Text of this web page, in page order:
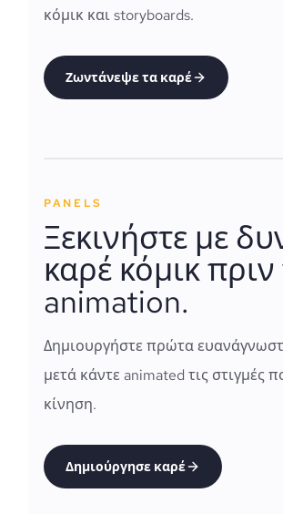
κόμικ και storyboards.
Ζωντάνεψε τα καρέ
PANELS
Ξεκινήστε με
καρέ κόμικ πριν
animation.
Δημιουργήστε πρώτα
μετά κάντε animated τις στιγμές
κίνηση.
Δημιούργησε καρέ